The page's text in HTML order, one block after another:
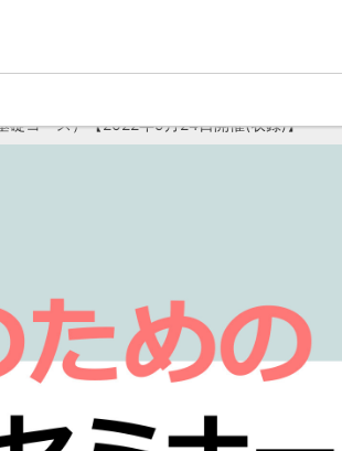
礎コース）【2022年9月24日開催(収録)】